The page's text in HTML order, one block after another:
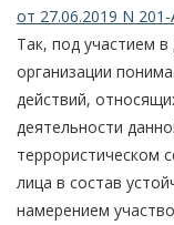
от 27.06.2019 N
Так, под участием
организации
действий,
деятельности
террористическом
лица в состав
намерением